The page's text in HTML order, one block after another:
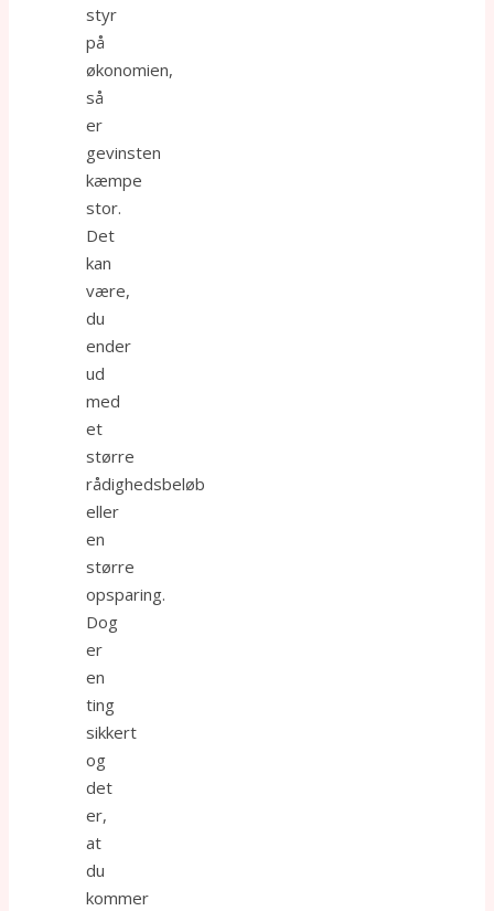
styr
på
økonomien,
så
er
gevinsten
kæmpe
stor.
Det
kan
være,
du
ender
ud
med
et
større
rådighedsbeløb
eller
en
større
opsparing.
Dog
er
en
ting
sikkert
og
det
er,
at
du
kommer